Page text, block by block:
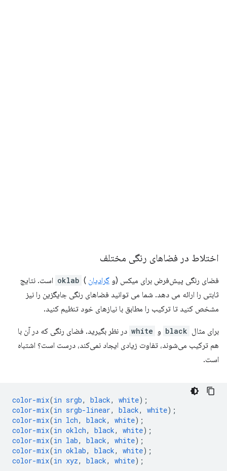
اختلاط در فضاهای رنگی مختلف
فضای رنگی پیش‌فرض برای میکس (و گرادیان )
oklab است. نتایج
ثابتی را ارائه می دهد. شما می توانید فضاهای رنگی جایگزین را نیز
مشخص کنید تا ترکیب را مطابق با نیازهای خود تنظیم کنید.
برای مثال black و white در نظر بگیرید. فضای رنگی که در آن با
هم ترکیب می‌شوند، تفاوت زیادی ایجاد نمی‌کند، درست است؟ اشتباه
است.
color-mix(in srgb, black, white);
color-mix(in srgb-linear, black, white);
color-mix(in lch, black, white);
color-mix(in oklch, black, white);
color-mix(in lab, black, white);
color-mix(in oklab, black, white);
color-mix(in xyz, black, white);